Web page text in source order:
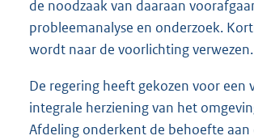
de noodzaak van daaraan
probleemanalyse en onderzoek.
wordt naar de voorlichting verwezen.
De regering heeft gekozen voor een
integrale herziening van het
Afdeling onderkent de behoefte aan